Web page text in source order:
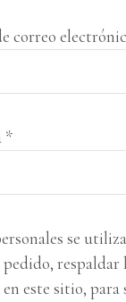
correo
*Obligatorio
se
respaldar
este sitio, para